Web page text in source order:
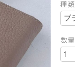
種類
数量